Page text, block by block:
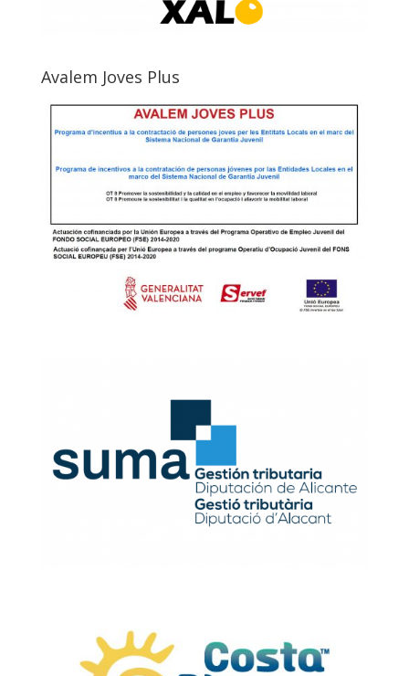
Avalem Joves Plus